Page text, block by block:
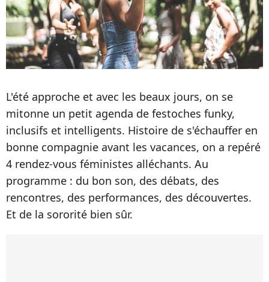
L'été approche et avec les beaux jours, on se
mitonne un petit agenda de festoches funky,
inclusifs et intelligents. Histoire de s'échauffer en
bonne compagnie avant les vacances, on a repéré
4 rendez-vous féministes alléchants. Au
programme : du bon son, des débats, des
rencontres, des performances, des découvertes.
Et de la sororité bien sûr.